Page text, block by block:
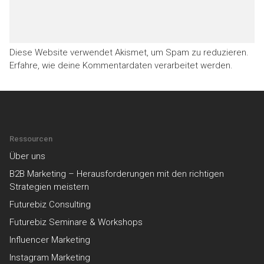
Diese Website verwendet Akismet, um Spam zu reduzieren.
Erfahre, wie deine Kommentardaten verarbeitet werden.
Ressourcen
Über uns
B2B Marketing – Herausforderungen mit den richtigen
Strategien meistern
Futurebiz Consulting
Futurebiz Seminare & Workshops
Influencer Marketing
Instagram Marketing